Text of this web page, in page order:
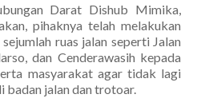
Darat Dishub Mimika,
pihaknya telah melakukan
ruas jalan seperti Jalan
dan Cenderawasih kepada
masyarakat agar tidak lagi
badan jalan dan trotoar.